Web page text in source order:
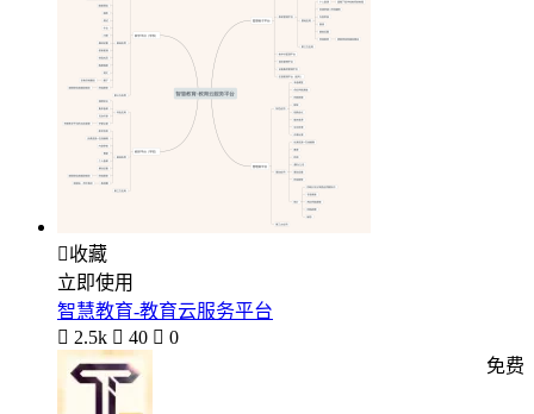
收藏
立即使用
智慧教育-教育云服务平台
 2.5k  40  0
免费